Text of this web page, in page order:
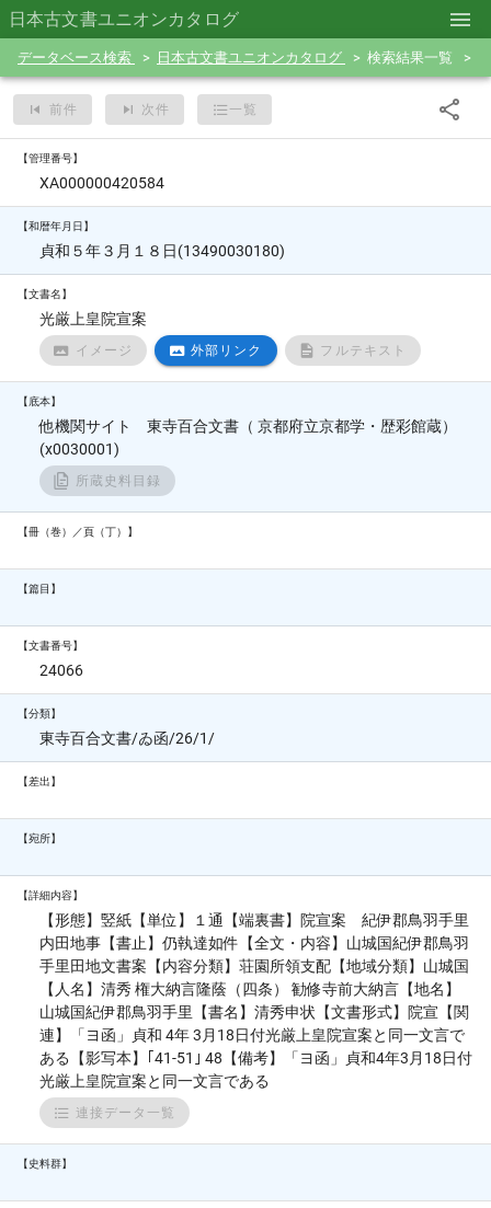
日本古文書ユニオンカタログ
データベース検索 日本古文書ユニオンカタログ 検索結果一覧
前件 次件 一覧
【管理番号】
XA000000420584
【和暦年月日】
貞和５年３月１８日(13490030180)
【文書名】
光厳上皇院宣案
イメージ 外部リンク フルテキスト
【底本】
他機関サイト 東寺百合文書（ 京都府立京都学・歴彩館蔵）
(x0030001)
所蔵史料目録
【冊（巻）／頁（丁）】
【篇目】
【文書番号】
24066
【分類】
東寺百合文書/ゐ函/26/1/
【差出】
【宛所】
【詳細内容】
【形態】竪紙【単位】１通【端裏書】院宣案 紀伊郡鳥羽手里
内田地事【書止】仍執達如件【全文・内容】山城国紀伊郡鳥羽
手里田地文書案【内容分類】荘園所領支配【地域分類】山城国
【人名】清秀 権大納言隆蔭（四条） 勧修寺前大納言【地名】
山城国紀伊郡鳥羽手里【書名】清秀申状【文書形式】院宣【関
連】「ヨ函」貞和 4年 3月18日付光厳上皇院宣案と同一文言で
ある【影写本】｢41-51｣ 48【備考】「ヨ函」貞和4年3月18日付
光厳上皇院宣案と同一文言である
連接データ一覧
【史料群】